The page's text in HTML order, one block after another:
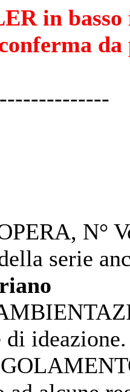
in
N°
serie
ideazione.